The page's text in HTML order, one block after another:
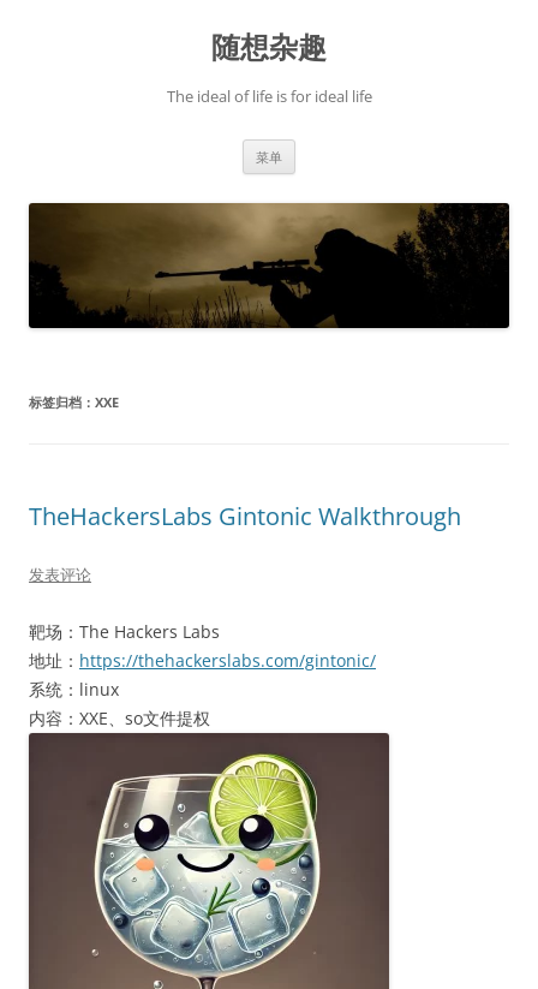
随想杂趣
The ideal of life is for ideal life
菜单
标签归档： XXE
TheHackersLabs Gintonic Walkthrough
发表评论
靶场：The Hackers Labs
地址： https://thehackerslabs.com/gintonic/
系统：linux
内容：XXE、so文件提权